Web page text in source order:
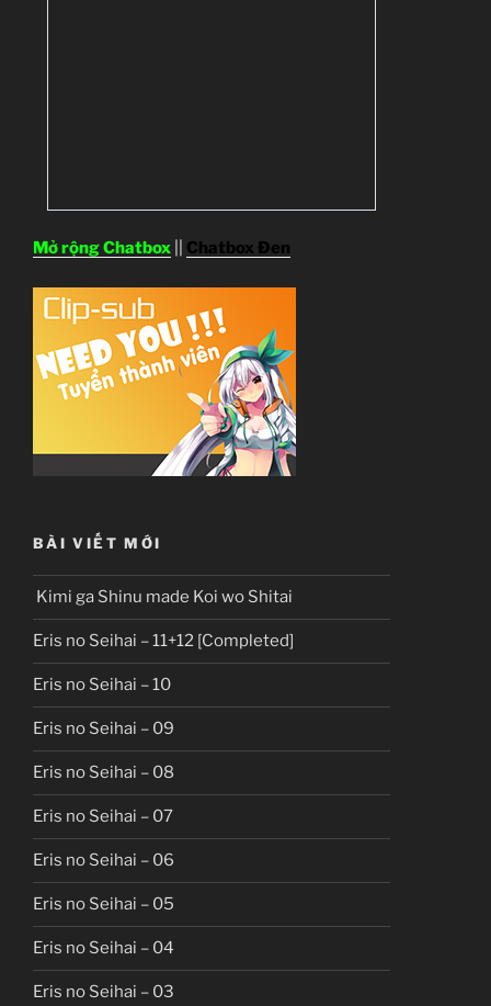
Mở rộng Chatbox Chatbox Đen
BÀI VIẾT MỚI
Kimi ga Shinu made Koi wo Shitai
Eris no Seihai – 11+12 [Completed]
Eris no Seihai – 10
Eris no Seihai – 09
Eris no Seihai – 08
Eris no Seihai – 07
Eris no Seihai – 06
Eris no Seihai – 05
Eris no Seihai – 04
Eris no Seihai – 03